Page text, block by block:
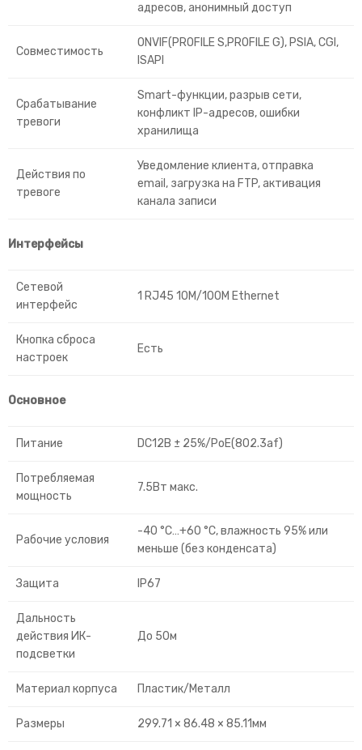
адресов, анонимный доступ
Совместимость
ONVIF(PROFILE S,PROFILE G), PSIA, CGI,
ISAPI
Срабатывание
тревоги
Smart-функции, разрыв сети,
конфликт IP-адресов, ошибки
хранилища
Действия по
тревоге
Уведомление клиента, отправка
email, загрузка на FTP, активация
канала записи
Интерфейсы
Сетевой
интерфейс
1 RJ45 10M/100M Ethernet
Кнопка сброса
настроек
Есть
Основное
Питание DC12В ± 25%/PoE(802.3af)
Потребляемая
мощность
7.5Вт макс.
Рабочие условия
-40 °C…+60 °C, влажность 95% или
меньше (без конденсата)
Защита IP67
Дальность
действия ИК-
подсветки
До 50м
Материал корпуса Пластик/Металл
Размеры 299.71 × 86.48 × 85.11мм